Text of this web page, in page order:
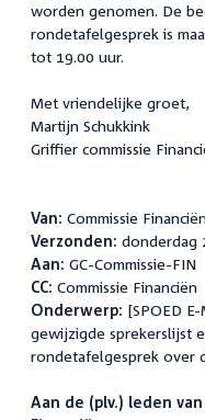
worden genomen. De
rondetafelgesprek is
tot 19.00 uur.
Met vriendelijke groet,
Martijn Schukkink
Griffier commissie
Van: Commissie
Verzonden: donderdag
Aan: GC-Commissie-FIN
CC: Commissie Financiën
Onderwerp: [SPOED
gewijzigde sprekerslijst
rondetafelgesprek over
Aan de (plv.) leden